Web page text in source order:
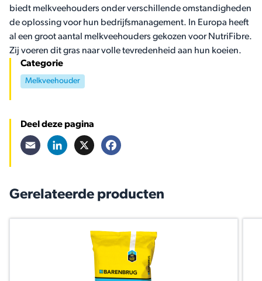
biedt melkveehouders onder verschillende omstandigheden
de oplossing voor hun bedrijfsmanagement. In Europa heeft
al een groot aantal melkveehouders gekozen voor NutriFibre.
Zij voeren dit gras naar volle tevredenheid aan hun koeien.
Categorie
Melkveehouder
Deel deze pagina
Email LinkedIn
Gerelateerde producten